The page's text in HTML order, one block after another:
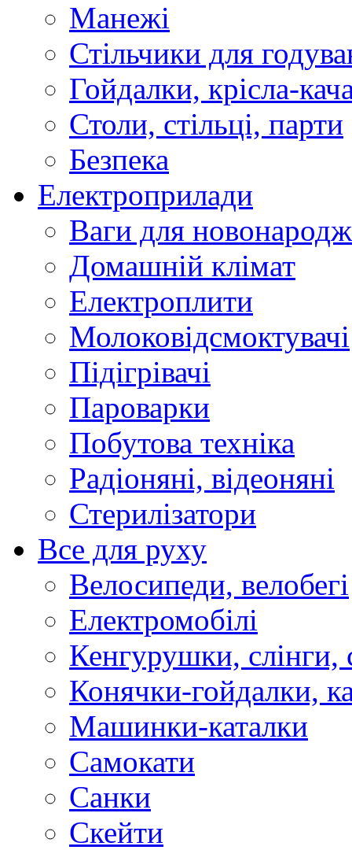
Манежі
Стільчики для
Гойдалки, крісла-
Столи, стільці, парти
Безпека
Електроприлади
Ваги для
Домашній клімат
Електроплити
Молоковідсмоктувачі
Підігрівачі
Пароварки
Побутова техніка
Радіоняні, відеоняні
Стерилізатори
Все для руху
Велосипеди, велобегі
Електромобілі
Кенгурушки, слінги,
Конячки-гойдалки,
Машинки-каталки
Самокати
Санки
Скейти